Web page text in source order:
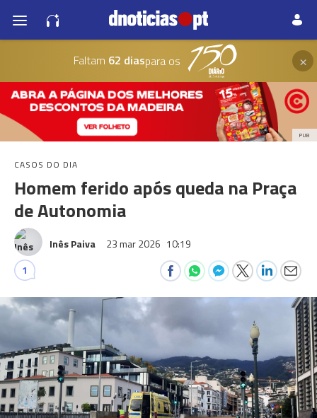
Faltam 62 diaspara os ×
PUB
CASOS DO DIA
Homem ferido após queda na Praça
de Autonomia
Inês Paiva 23 mar 2026 10:19
1